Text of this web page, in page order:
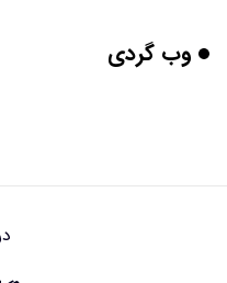
برنج فضایی چین به مرحله
وب گردی